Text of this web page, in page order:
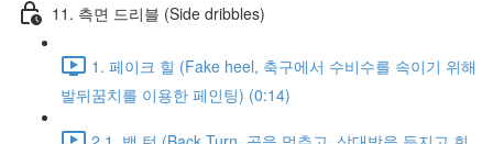
11. 측면 드리블 (Side dribbles)
1. 페이크 힐 (Fake heel, 축구에서 수비수를 속이기 위해
발뒤꿈치를 이용한 페인팅) (0:14)